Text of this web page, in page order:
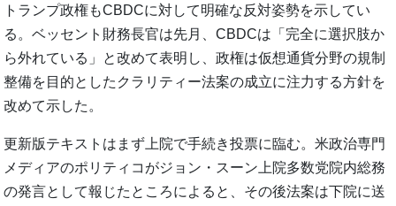
トランプ政権もCBDCに対して明確な反対姿勢を示してい
る。ベッセント財務長官は先月、CBDCは「完全に選択肢か
ら外れている」と改めて表明し、政権は仮想通貨分野の規制
整備を目的としたクラリティー法案の成立に注力する方針を
改めて示した。
更新版テキストはまず上院で手続き投票に臨む。米政治専門
メディアのポリティコがジョン・スーン上院多数党院内総務
の発言として報じたところによると、その後法案は下院に送